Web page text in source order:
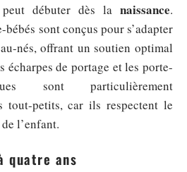
débuter dès la naissance.
sont conçus pour s’adapter
nés, offrant un soutien optimal
écharpes de portage et les porte-
sont particulièrement
tout-petits, car ils respectent le
l’enfant.
quatre ans